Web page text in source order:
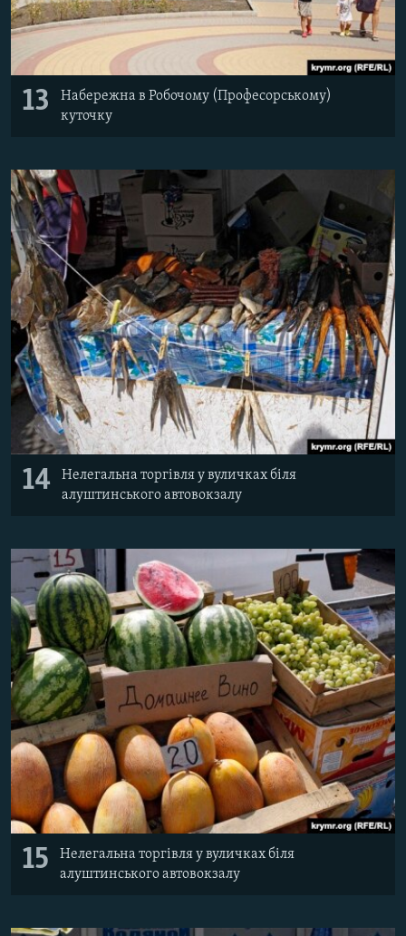
13
Набережна в Робочому (Професорському)
куточку
14
Нелегальна торгівля у вуличках біля
алуштинського автовокзалу
15
Нелегальна торгівля у вуличках біля
алуштинського автовокзалу